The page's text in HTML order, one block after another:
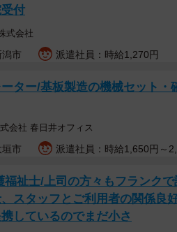
付
式会社
市 派遣社員：時給1,270円
ター/基板製造の機械セット・
会社 春日井オフィス
市 派遣社員：時給1,650円～
福祉士/上司の方々もフランク
スタッフとご利用者の関係良
しているのでまだ小さ